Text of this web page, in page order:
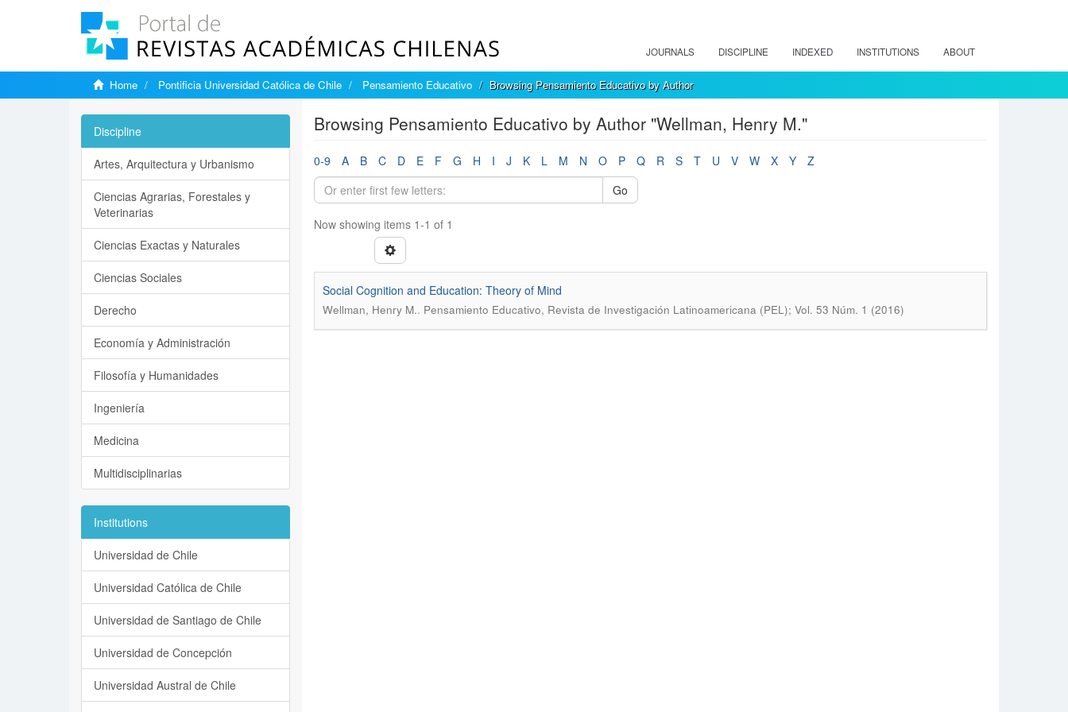
JOURNALS DISCIPLINE INDEXED INSTITUTIONS ABOUT
Home Pontificia Universidad Católica de Chile Pensamiento Educativo Browsing Pensamiento Educativo by Author
Browsing Pensamiento Educativo by Author "Wellman, Henry M."
0-9 A B C D E F G H I J K L M N O P Q R S T U V W X Y
Z
Go
Now showing items 1-1 of 1
Social Cognition and Education: Theory of Mind
Wellman, Henry M.. Pensamiento Educativo, Revista de Investigación Latinoamericana (PEL); Vol. 53 Núm. 1 (2016)
Discipline
Artes, Arquitectura y Urbanismo
Ciencias Agrarias, Forestales y
Veterinarias
Ciencias Exactas y Naturales
Ciencias Sociales
Derecho
Economía y Administración
Filosofía y Humanidades
Ingeniería
Medicina
Multidisciplinarias
Institutions
Universidad de Chile
Universidad Católica de Chile
Universidad de Santiago de Chile
Universidad de Concepción
Universidad Austral de Chile